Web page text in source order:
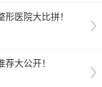
医院大比拼！
大公开！